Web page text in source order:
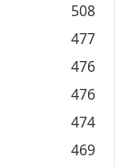
508
477
476
476
474
469